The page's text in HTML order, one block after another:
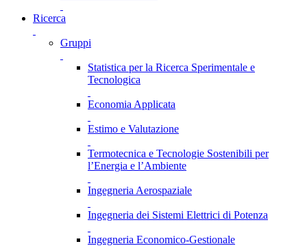
Ricerca
Gruppi
Statistica per la Ricerca Sperimentale e
Tecnologica
Economia Applicata
Estimo e Valutazione
Termotecnica e Tecnologie Sostenibili per
l’Energia e l’Ambiente
Ingegneria Aerospaziale
Ingegneria dei Sistemi Elettrici di Potenza
Ingegneria Economico-Gestionale